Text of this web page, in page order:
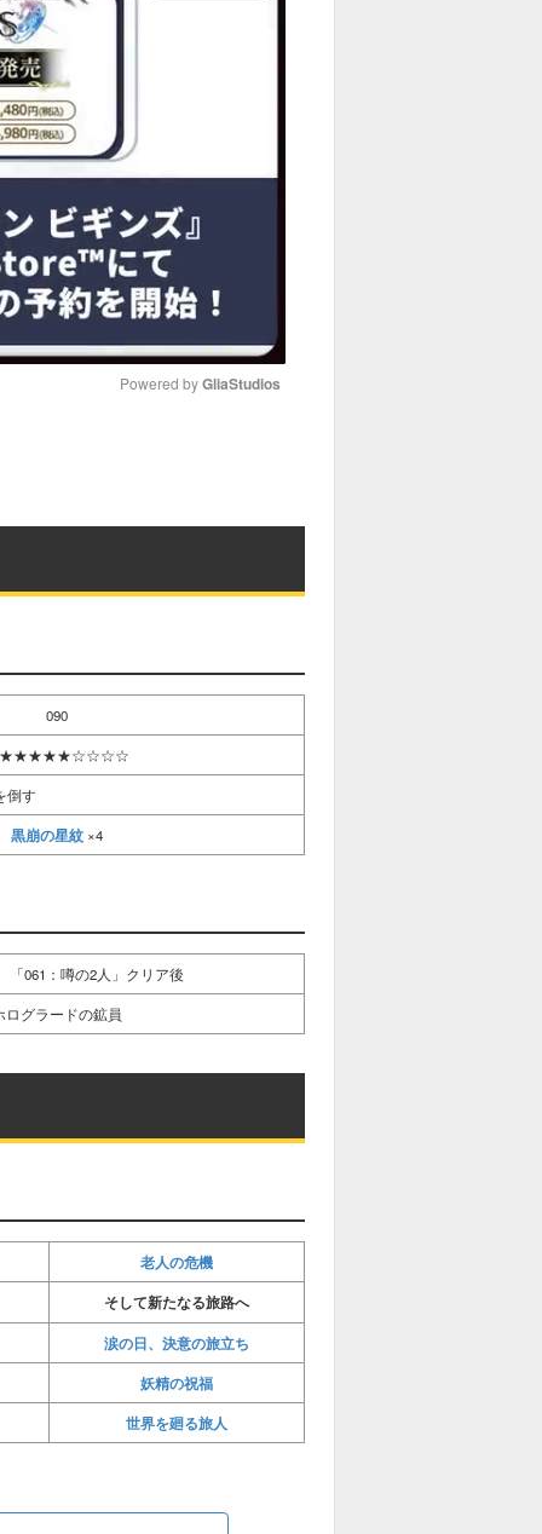
Powered by GliaStudios
090
倒す
黒崩の星紋×4
「061：噂の2人」クリア後
ログラードの鉱員
老人の危機
そして新たなる旅路へ
涙の日、決意の旅立ち
妖精の祝福
世界を廻る旅人